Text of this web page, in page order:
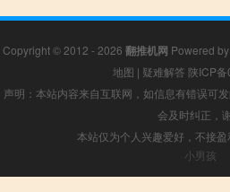
Copyright © 2012 - 2026 翻推机网 Powered by
地图 | 疑难解答 陕ICP
声明：本站内容来自互联网，如信息有错误可
会及时纠正，
本站仅为个人兴趣爱好，不接
小男孩